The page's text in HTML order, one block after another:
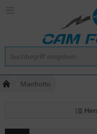
Manfrotto